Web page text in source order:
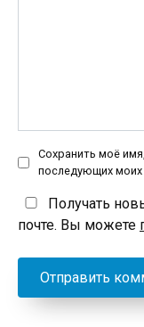
Сохранить моё
последующих
Получать
почте. Вы можете